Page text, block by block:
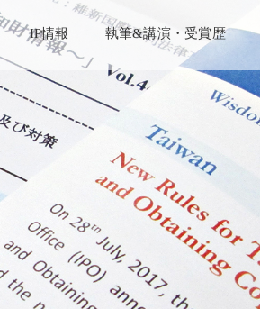
IP情報 執筆&講演・受賞歴